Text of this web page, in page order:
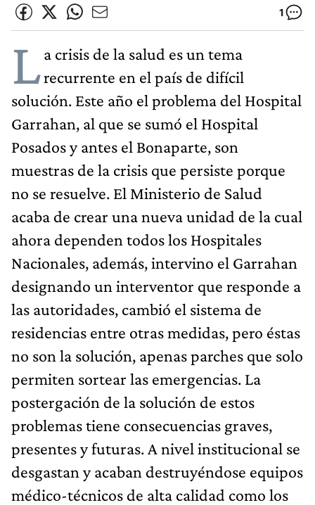
1
La crisis de la salud es un tema
recurrente en el país de difícil
solución. Este año el problema del Hospital
Garrahan, al que se sumó el Hospital
Posados y antes el Bonaparte, son
muestras de la crisis que persiste porque
no se resuelve. El Ministerio de Salud
acaba de crear una nueva unidad de la cual
ahora dependen todos los Hospitales
Nacionales, además, intervino el Garrahan
designando un interventor que responde a
las autoridades, cambió el sistema de
residencias entre otras medidas, pero éstas
no son la solución, apenas parches que solo
permiten sortear las emergencias. La
postergación de la solución de estos
problemas tiene consecuencias graves,
presentes y futuras. A nivel institucional se
desgastan y acaban destruyéndose equipos
médico-técnicos de alta calidad como los